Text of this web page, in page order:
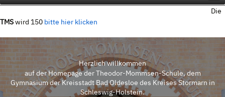
Die
TMSwird 150 bitte hier klicken
Herzlich willkommen
auf der Homepage der Theodor-Mommsen-Schule, dem
Gymnasium der Kreisstadt Bad Oldesloe des Kreises Stormarn in
Schleswig-Holstein.